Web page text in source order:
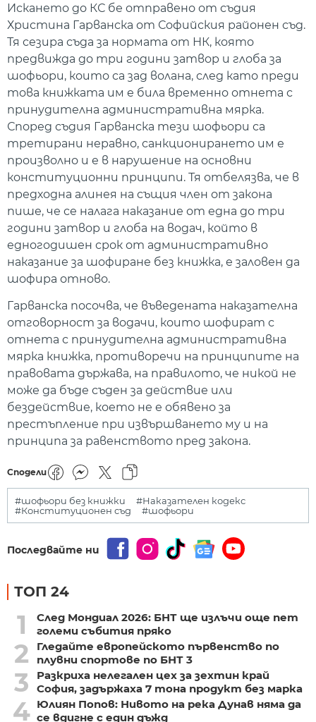
Искането до КС бе отправено от съдия
Христина Гарванска от Софийския районен съд.
Тя сезира съда за нормата от НК, която
предвижда до три години затвор и глоба за
шофьори, които са зад волана, след като преди
това книжката им е била временно отнета с
принудителна административна мярка.
Според съдия Гарванска тези шофьори са
третирани неравно, санкционирането им е
произволно и е в нарушение на основни
конституционни принципи. Тя отбелязва, че в
предходна алинея на същия член от закона
пише, че се налага наказание от една до три
години затвор и глоба на водач, който в
едногодишен срок от административно
наказание за шофиране без книжка, е заловен да
шофира отново.
Гарванска посочва, че въведената наказателна
отговорност за водачи, които шофират с
отнета с принудителна административна
мярка книжка, противоречи на принципите на
правовата държава, на правилото, че никой не
може да бъде съден за действие или
бездействие, което не е обявено за
престъпление при извършването му и на
принципа за равенството пред закона.
Сподели
#шофьори без книжки
#Наказателен кодекс
#Конституционен съд
#шофьори
Последвайте ни
ТОП 24
1
След Мондиал 2026: БНТ ще излъчи още пет
големи събития пряко
2
Гледайте европейското първенство по
плувни спортове по БНТ 3
3
Разкриха нелегален цех за зехтин край
София, задържаха 7 тона продукт без марка
4 Юлиян Попов: Нивото на река Дунав няма да
се вдигне с един дъжд